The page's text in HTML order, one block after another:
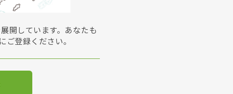
開しています。あなたも
登録ください。